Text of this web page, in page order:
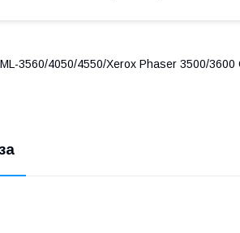
3560/4050/4550/Xerox Phaser 3500/3600